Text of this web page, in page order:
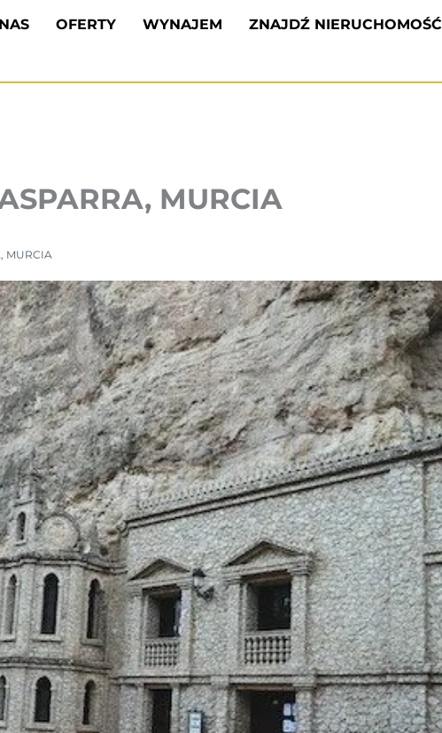
OFERTY WYNAJEM ZNAJDŹ NIERUCHOMOŚĆ
MURCIA
MURCIA